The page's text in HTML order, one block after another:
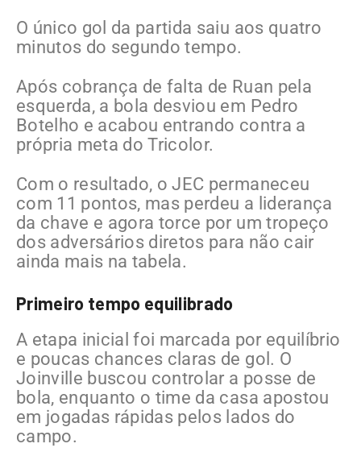
O único gol da partida saiu aos quatro
minutos do segundo tempo.
Após cobrança de falta de Ruan pela
esquerda, a bola desviou em Pedro
Botelho e acabou entrando contra a
própria meta do Tricolor.
Com o resultado, o JEC permaneceu
com 11 pontos, mas perdeu a liderança
da chave e agora torce por um tropeço
dos adversários diretos para não cair
ainda mais na tabela.
Primeiro tempo equilibrado
A etapa inicial foi marcada por equilíbrio
e poucas chances claras de gol. O
Joinville buscou controlar a posse de
bola, enquanto o time da casa apostou
em jogadas rápidas pelos lados do
campo.